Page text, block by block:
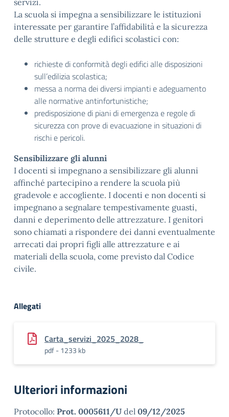
servizi.
La scuola si impegna a sensibilizzare le istituzioni
interessate per garantire l’affidabilità e la sicurezza
delle strutture e degli edifici scolastici con:
richieste di conformità degli edifici alle disposizioni
sull’edilizia scolastica;
messa a norma dei diversi impianti e adeguamento
alle normative antinfortunistiche;
predisposizione di piani di emergenza e regole di
sicurezza con prove di evacuazione in situazioni di
rischi e pericoli.
Sensibilizzare gli alunni
I docenti si impegnano a sensibilizzare gli alunni
affinché partecipino a rendere la scuola più
gradevole e accogliente. I docenti e non docenti si
impegnano a segnalare tempestivamente guasti,
danni e deperimento delle attrezzature. I genitori
sono chiamati a rispondere dei danni eventualmente
arrecati dai propri figli alle attrezzature e ai
materiali della scuola, come previsto dal Codice
civile.
Allegati
Carta_servizi_2025_2028_
pdf - 1233 kb
Ulteriori informazioni
Protocollo: Prot. 0005611/U del 09/12/2025